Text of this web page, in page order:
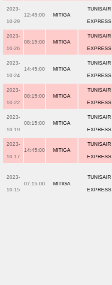
2023-
10-29
12:45:00 MITIGA
TUNISAIR
EXPRESS
2023-
10-26
08:15:00 MITIGA
TUNISAIR
EXPRESS
2023-
10-24
14:45:00 MITIGA
TUNISAIR
EXPRESS
2023-
10-22
08:15:00 MITIGA
TUNISAIR
EXPRESS
2023-
10-19
08:15:00 MITIGA
TUNISAIR
EXPRESS
2023-
10-17
14:45:00 MITIGA
TUNISAIR
EXPRESS
2023-
10-15
07:15:00 MITIGA
TUNISAIR
EXPRESS